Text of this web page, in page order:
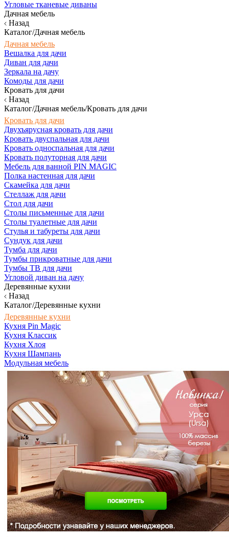
Угловые тканевые диваны
Дачная мебель
Назад
Каталог/Дачная мебель
Дачная мебель
Вешалка для дачи
Диван для дачи
Зеркала на дачу
Комоды для дачи
Кровать для дачи
Назад
Каталог/Дачная мебель/Кровать для дачи
Кровать для дачи
Двухъярусная кровать для дачи
Кровать двуспальная для дачи
Кровать односпальная для дачи
Кровать полуторная для дачи
Мебель для ванной PIN MAGIC
Полка настенная для дачи
Скамейка для дачи
Стеллаж для дачи
Стол для дачи
Столы письменные для дачи
Столы туалетные для дачи
Стулья и табуреты для дачи
Сундук для дачи
Тумба для дачи
Тумбы прикроватные для дачи
Тумбы ТВ для дачи
Угловой диван на дачу
Деревянные кухни
Назад
Каталог/Деревянные кухни
Деревянные кухни
Кухня Pin Magic
Кухня Классик
Кухня Хлоя
Кухня Шампань
Модульная мебель